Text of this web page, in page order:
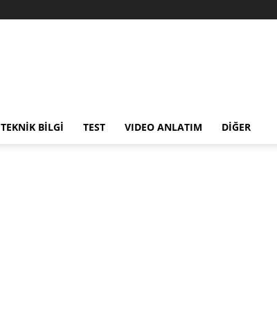
TEKNİK BİLGİ TEST VIDEO ANLATIM DİĞER